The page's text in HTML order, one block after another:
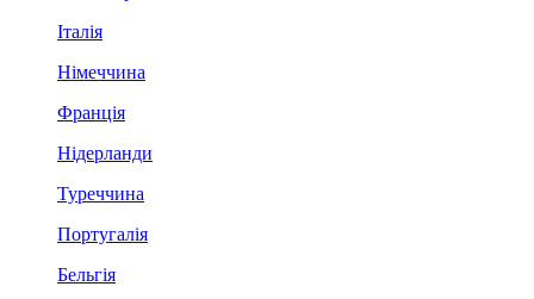
Італія
Німеччина
Франція
Нідерланди
Туреччина
Португалія
Бельгія